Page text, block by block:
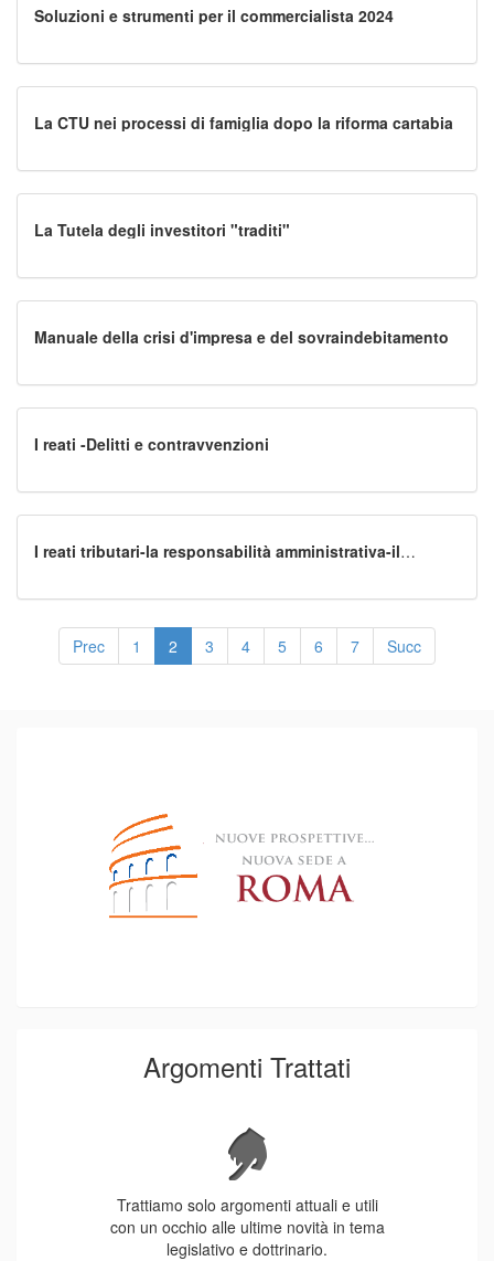
Soluzioni e strumenti per il commercialista 2024
La CTU nei processi di famiglia dopo la riforma cartabia
La Tutela degli investitori "traditi"
Manuale della crisi d'impresa e del sovraindebitamento
I reati -Delitti e contravvenzioni
I reati tributari-la responsabilità amministrativa-il
Prec 1 2 3 4 5 6 7 Succ
Argomenti Trattati
Trattiamo solo argomenti attuali e utili
con un occhio alle ultime novità in tema
legislativo e dottrinario.